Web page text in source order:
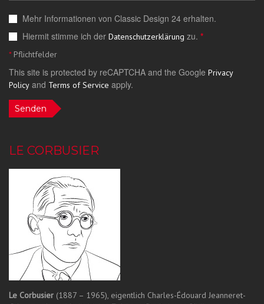
Mehr Informationen von Classic Design 24 erhalten.
Hiermit stimme ich der Datenschutzerklärung zu. *
*Pflichtfelder
This site is protected by reCAPTCHA and the Google Privacy
Policy and Terms of Service apply.
Senden
LE CORBUSIER
Le Corbusier (1887 – 1965), eigentlich Charles-Édouard Jeanneret-